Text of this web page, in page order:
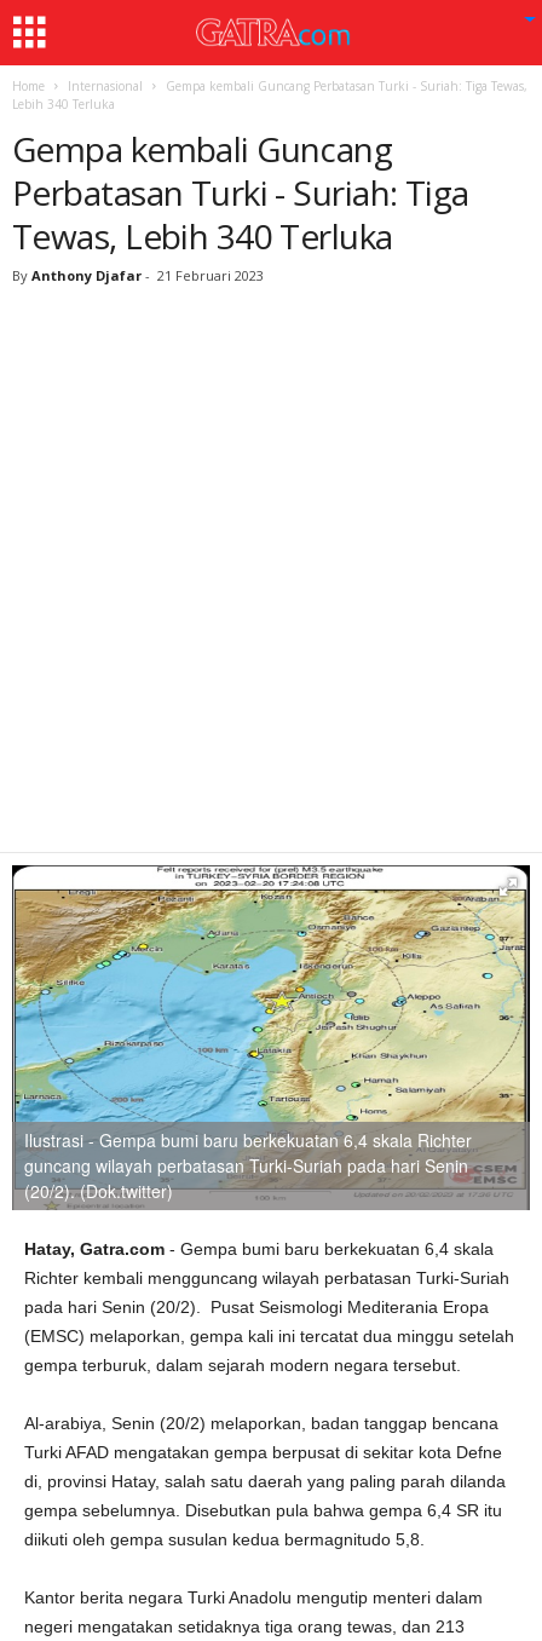
Home Internasional
Gempa kembali Guncang Perbatasan Turki - Suriah: Tiga Tewas,
Lebih 340 Terluka
Gempa kembali Guncang
Perbatasan Turki - Suriah: Tiga
Tewas, Lebih 340 Terluka
By Anthony Djafar - 21 Februari 2023
Ilustrasi - Gempa bumi baru berkekuatan 6,4 skala Richter
guncang wilayah perbatasan Turki-Suriah pada hari Senin
(20/2). (Dok.twitter)
Hatay, Gatra.com - Gempa bumi baru berkekuatan 6,4 skala
Richter kembali mengguncang wilayah perbatasan Turki-Suriah
pada hari Senin (20/2). Pusat Seismologi Mediterania Eropa
(EMSC) melaporkan, gempa kali ini tercatat dua minggu setelah
gempa terburuk, dalam sejarah modern negara tersebut.
Al-arabiya, Senin (20/2) melaporkan, badan tanggap bencana
Turki AFAD mengatakan gempa berpusat di sekitar kota Defne
di, provinsi Hatay, salah satu daerah yang paling parah dilanda
gempa sebelumnya. Disebutkan pula bahwa gempa 6,4 SR itu
diikuti oleh gempa susulan kedua bermagnitudo 5,8.
Kantor berita negara Turki Anadolu mengutip menteri dalam
negeri mengatakan setidaknya tiga orang tewas, dan 213